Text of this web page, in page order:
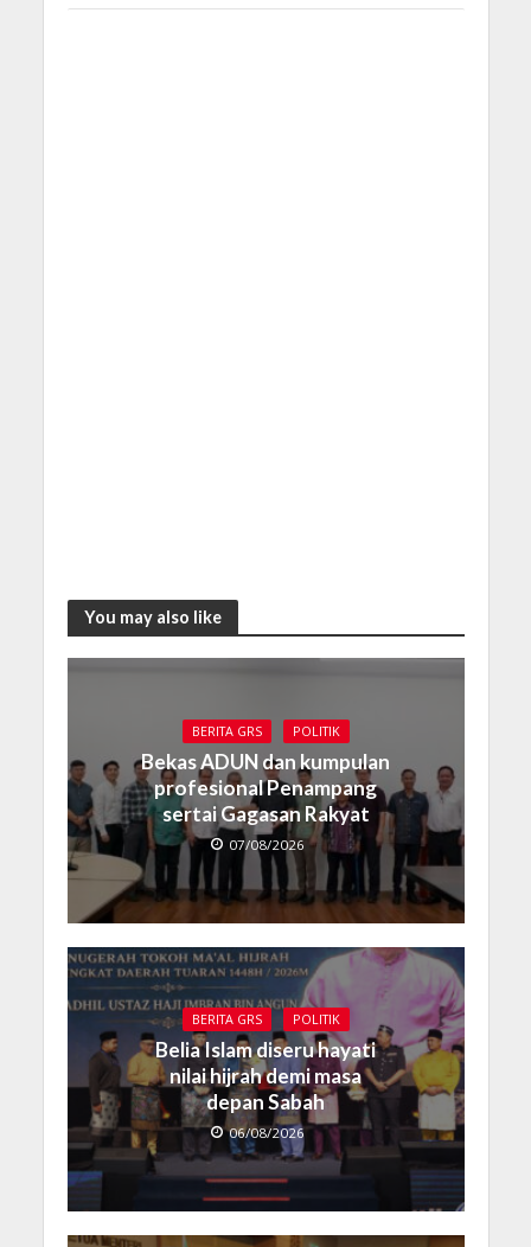
You may also like
BERITA GRS POLITIK
Bekas ADUN dan kumpulan
profesional Penampang
sertai Gagasan Rakyat
07/08/2026
BERITA GRS POLITIK
Belia Islam diseru hayati
nilai hijrah demi masa
depan Sabah
06/08/2026